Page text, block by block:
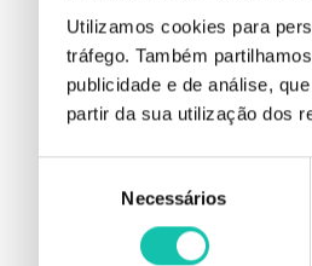
Utilizamos cookies para
tráfego. Também
publicidade e de análise,
partir da sua utilização dos
consentimento
Necessários